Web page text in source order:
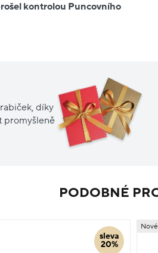
kontrolou Puncovního
díky
promyšleně
PODOBNÉ
sleva
20%
Nové